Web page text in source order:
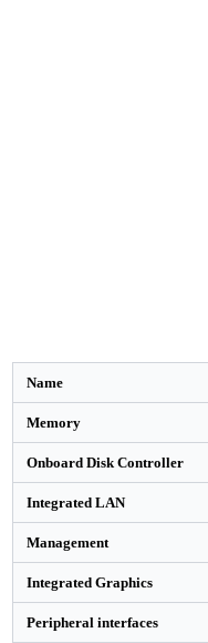
Name
Memory
Onboard Disk Controller
Integrated LAN
Management
Integrated Graphics
Peripheral interfaces